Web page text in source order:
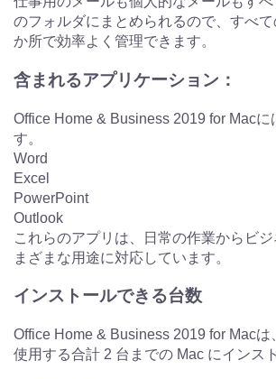
のフォルダにまとめられるので、すべ
か所で効率よく管理できます。
含まれるアプリケーション：
Office Home & Business 2019 for Macに
す。
Word
Excel
PowerPoint
Outlook
これらのアプリは、日常の作業からビ
まざまな用途に対応しています。
インストールできる台数
Office Home & Business 2019 for Mac
使用する合計 2 台までの Mac にインス